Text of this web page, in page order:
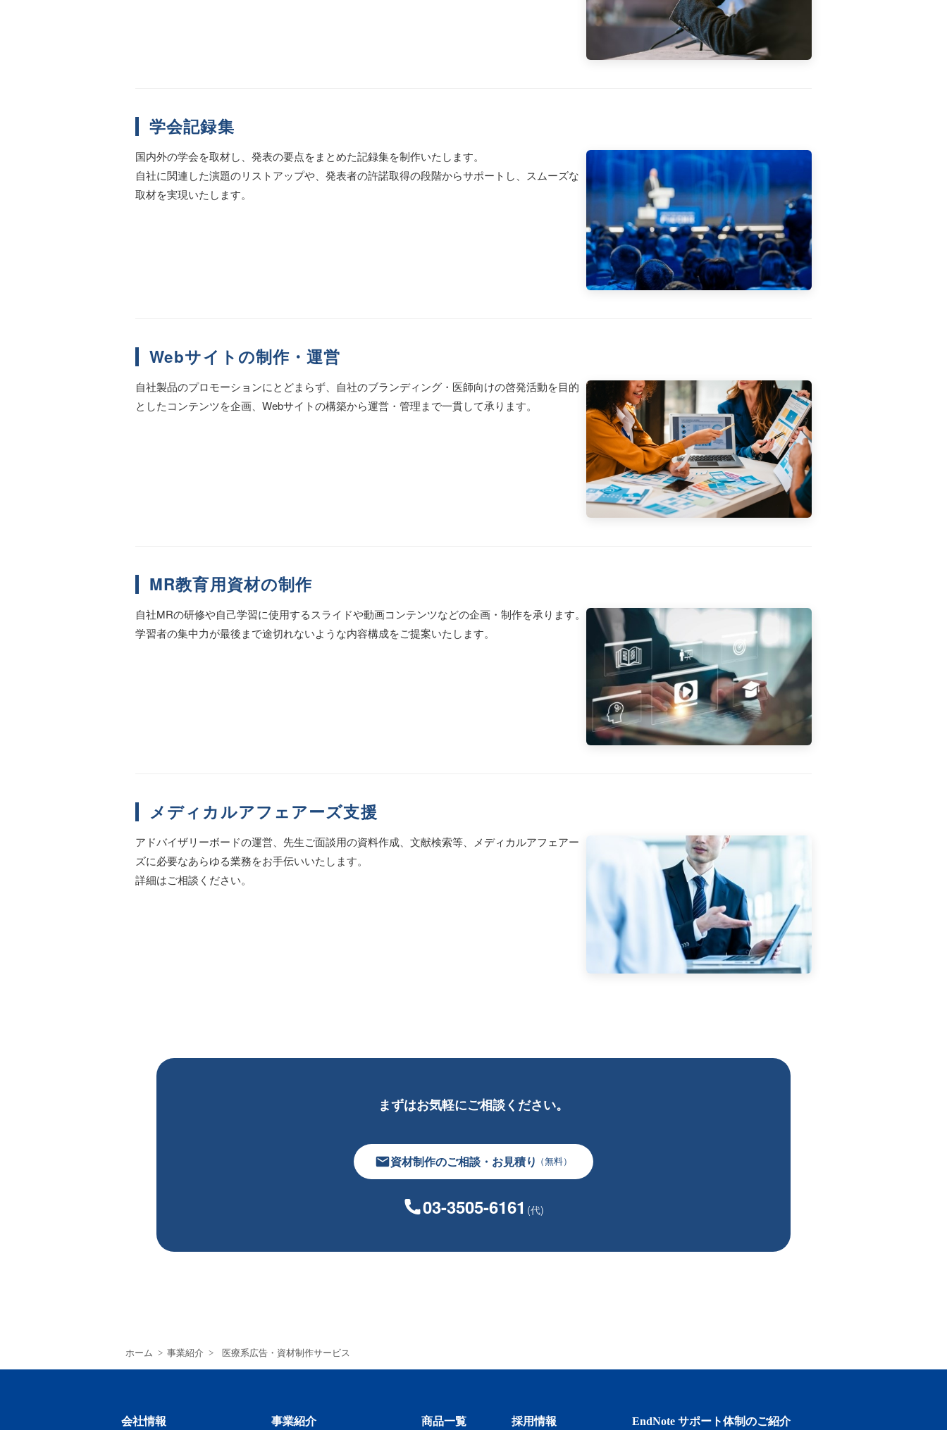
学会記録集
国内外の学会を取材し、発表の要点をまとめた記録集を制作いたします。
自社に関連した演題のリストアップや、発表者の許諾取得の段階からサポートし、スムーズな
取材を実現いたします。
Webサイトの制作・運営
自社製品のプロモーションにとどまらず、自社のブランディング・医師向けの啓発活動を目的
としたコンテンツを企画、Webサイトの構築から運営・管理まで一貫して承ります。
MR教育用資材の制作
自社MRの研修や自己学習に使用するスライドや動画コンテンツなどの企画・制作を承ります。
学習者の集中力が最後まで途切れないような内容構成をご提案いたします。
メディカルアフェアーズ支援
アドバイザリーボードの運営、先生ご面談用の資料作成、文献検索等、メディカルアフェアー
ズに必要なあらゆる業務をお手伝いいたします。
詳細はご相談ください。
まずはお気軽にご相談ください。
資材制作のご相談・お見積り （無料）
03-3505-6161 (代)
ホーム > 事業紹介 > 医療系広告・資材制作サービス
会社情報 事業紹介 商品一覧 採用情報 EndNote サポート体制のご紹介